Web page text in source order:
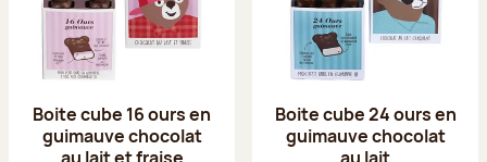
Boite cube 16 ours en
guimauve chocolat
Boite cube 24 ours en
guimauve chocolat